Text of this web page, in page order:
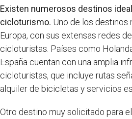
Existen numerosos destinos
cicloturismo. Uno de los destinos
Europa, con sus extensas redes
cicloturistas. Países como
España cuentan con una amplia
cicloturistas, que incluye rutas
alquiler de bicicletas y servicios
Otro destino muy solicitado para